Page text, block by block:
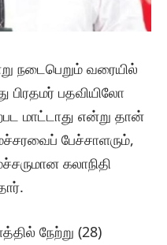
நடைபெறும் வரையில்
பிரதமர் பதவியிலோ
மாட்டாது என்று தான்
பேச்சாளரும்,
கலாநிதி
நேற்று (28)